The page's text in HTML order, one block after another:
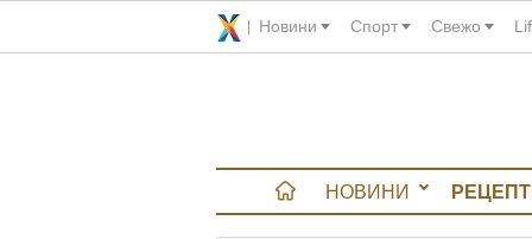
Новини Спорт Свежо
НОВИНИ